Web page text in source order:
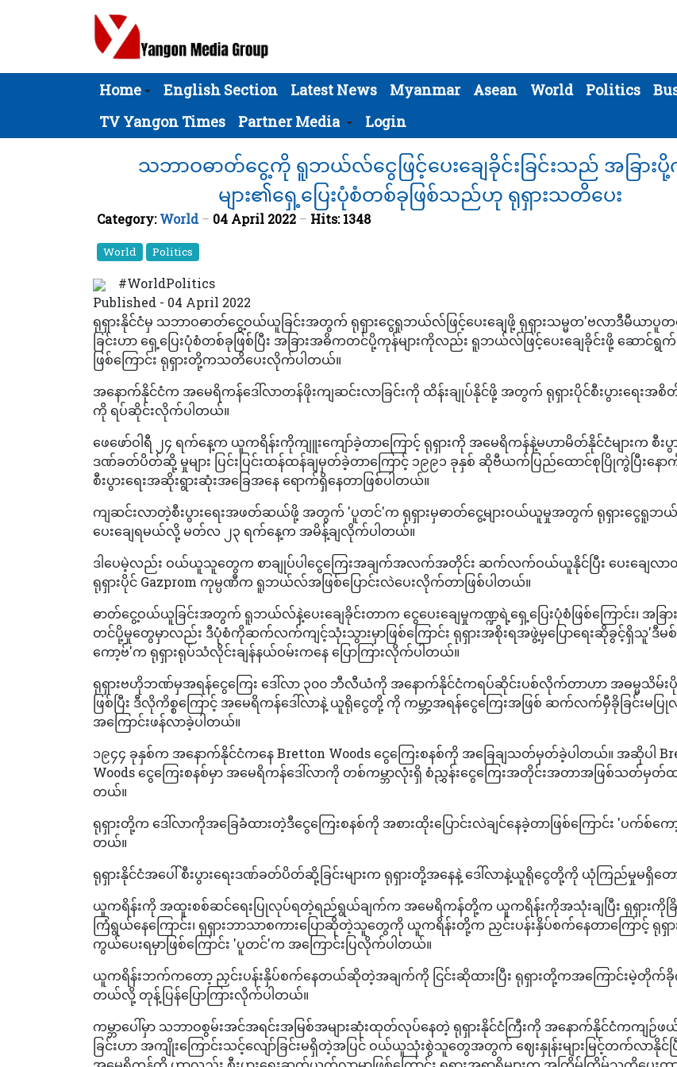
Home English Section Latest News Myanmar Asean World Politics
TV Yangon Times
Partner Media Login
သဘာဝဓာတ်ငွေ့ကို ရူဘယ်လ်ငွေဖြင့်ပေးချေခိုင်းခြင်းသည် အခြား
များ၏ရှေ့ပြေးပုံစံတစ်ခုဖြစ်သည်ဟု ရုရှားသတိပေး
Category:World 04 April 2022 Hits: 1348
World Politics
#WorldPolitics
Published - 04 April 2022
ရုရှားနိုင်ငံမှ သဘာဝဓာတ်ငွေ့ဝယ်ယူခြင်းအတွက် ရုရှားငွေရူဘယ်လ်ဖြင့်ပေးချေဖို့ ရုရှားသမ္မတ'ဗလာဒီမီယာ
ခြင်းဟာ ရှေ့ပြေးပုံစံတစ်ခုဖြစ်ပြီး အခြားအဓိကတင်ပို့ကုန်များကိုလည်း ရူဘယ်လ်ဖြင့်ပေးချေခိုင်းဖို့ ဆောင်ရွက်
ဖြစ်ကြောင်း ရုရှားတို့ကသတိပေးလိုက်ပါတယ်။
အနောက်နိုင်ငံက အမေရိကန်ဒေါ်လာတန်ဖိုးကျဆင်းလာခြင်းကို ထိန်းချုပ်နိုင်ဖို့ အတွက် ရုရှားပိုင်စီးပွားရေးအစိတ်
ကို ရပ်ဆိုင်းလိုက်ပါတယ်။
ဖေဖော်ဝါရီ ၂၄ ရက်နေ့က ယူကရိန်းကိုကျူးကျော်ခဲ့တာကြောင့် ရုရှားကို အမေရိကန်နဲ့မဟာမိတ်နိုင်ငံများက စီးပွာ
ဒဏ်ခတ်ပိတ်ဆို့ မှုများ ပြင်းပြင်းထန်ထန်ချမှတ်ခဲ့တာကြောင့် ၁၉၉၁ ခုနှစ် ဆိုဗီယက်ပြည်ထောင်စုပြိုကွဲပြီးနောက်
စီးပွားရေးအဆိုးရွားဆုံးအခြေအနေ ရောက်ရှိနေတာဖြစ်ပါတယ်။
ကျဆင်းလာတဲ့စီးပွားရေးအဖတ်ဆယ်ဖို့ အတွက် 'ပူတင်'က ရုရှားမှဓာတ်ငွေ့များဝယ်ယူမှုအတွက် ရုရှားငွေရူဘ
ပေးချေရမယ်လို့ မတ်လ ၂၃ ရက်နေ့က အမိန့်ချလိုက်ပါတယ်။
ဒါပေမဲ့လည်း ဝယ်ယူသူတွေက စာချုပ်ပါငွေကြေးအချက်အလက်အတိုင်း ဆက်လက်ဝယ်ယူနိုင်ပြီး ပေးချေလ
ရုရှားပိုင် Gazprom ကုမ္ပဏီက ရူဘယ်လ်အဖြစ်ပြောင်းလဲပေးလိုက်တာဖြစ်ပါတယ်။
ဓာတ်ငွေ့ဝယ်ယူခြင်းအတွက် ရူဘယ်လ်နဲ့ပေးချေခိုင်းတာက ငွေပေးချေမှုကဏ္ဍရဲ့ရှေ့ပြေးပုံစံဖြစ်ကြောင်း၊ အခြာ
တင်ပို့မှုတွေမှာလည်း ဒီပုံစံကိုဆက်လက်ကျင့်သုံးသွားမှာဖြစ်ကြောင်း ရုရှားအစိုးရအဖွဲ့မှပြောရေးဆိုခွင့်ရှိသူ'ဒီ
ကော့ဗ်'က ရုရှားရုပ်သံလိုင်းချန်နယ်ဝမ်းကနေ ပြောကြားလိုက်ပါတယ်။
ရုရှားဗဟိုဘဏ်မှအရန်ငွေကြေး ဒေါ်လာ ၃၀၀ ဘီလီယံကို အနောက်နိုင်ငံကရပ်ဆိုင်းပစ်လိုက်တာဟာ အဓမ္မသိ
ဖြစ်ပြီး ဒီလိုကိစ္စကြောင့် အမေရိကန်ဒေါ်လာနဲ့ ယူရိုငွေတို့ ကို ကမ္ဘာ့အရန်ငွေကြေးအဖြစ် ဆက်လက်မှီခိုခြင်းမပြု
အကြောင်းဖန်လာခဲ့ပါတယ်။
၁၉၄၄ ခုနှစ်က အနောက်နိုင်ငံကနေ Bretton Woods ငွေကြေးစနစ်ကို အခြေချသတ်မှတ်ခဲ့ပါတယ်။ အဆိုပါ
Woods ငွေကြေးစနစ်မှာ အမေရိကန်ဒေါ်လာကို တစ်ကမ္ဘာလုံးရှိ စံညွှန်းငွေကြေးအတိုင်းအတာအဖြစ်သတ်မှတ်ထာ
တယ်။
ရုရှားတို့က ဒေါ်လာကိုအခြေခံထားတဲ့ဒီငွေကြေးစနစ်ကို အစားထိုးပြောင်းလဲချင်နေခဲ့တာဖြစ်ကြောင်း 'ပက်စ်က
တယ်။
ရုရှားနိုင်ငံအပေါ် စီးပွားရေးဒဏ်ခတ်ပိတ်ဆို့ခြင်းများက ရုရှားတို့အနေနဲ့ ဒေါ်လာနဲ့ယူရိုငွေတို့ကို ယုံကြည်မှုမရှိတေ
ယူကရိန်းကို အထူးစစ်ဆင်ရေးပြုလုပ်ရတဲ့ရည်ရွယ်ချက်က အမေရိကန်တို့က ယူကရိန်းကိုအသုံးချပြီး ရုရှားကိုခြိ
ကြံရွယ်နေကြောင်း၊ ရုရှားဘာသာစကားပြောဆိုတဲ့သူတွေကို ယူကရိန်းတို့က ညှင်းပန်းနှိပ်စက်နေတာကြောင့် ရု
ကွယ်ပေးရမှာဖြစ်ကြောင်း 'ပူတင်'က အကြောင်းပြလိုက်ပါတယ်။
ယူကရိန်းဘက်ကတော့ ညှင်းပန်းနှိပ်စက်နေတယ်ဆိုတဲ့အချက်ကို ငြင်းဆိုထားပြီး ရုရှားတို့ကအကြောင်းမဲ့တိုက်ခို
တယ်လို့ တုန့်ပြန်ပြောကြားလိုက်ပါတယ်။
ကမ္ဘာပေါ်မှာ သဘာဝစွမ်းအင်အရင်းအမြစ်အများဆုံးထုတ်လုပ်နေတဲ့ ရုရှားနိုင်ငံကြီးကို အနောက်နိုင်ငံကကျဉ်ဖ
ခြင်းဟာ အကျိုးကြောင်းသင့်လျော်ခြင်းမရှိတဲ့အပြင် ဝယ်ယူသုံးစွဲသူတွေအတွက် ဈေးနှုန်းများမြင့်တက်လာနိုင်ပြီ